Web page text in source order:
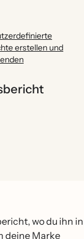
erstellen und
wo du ihn in
deine Marke